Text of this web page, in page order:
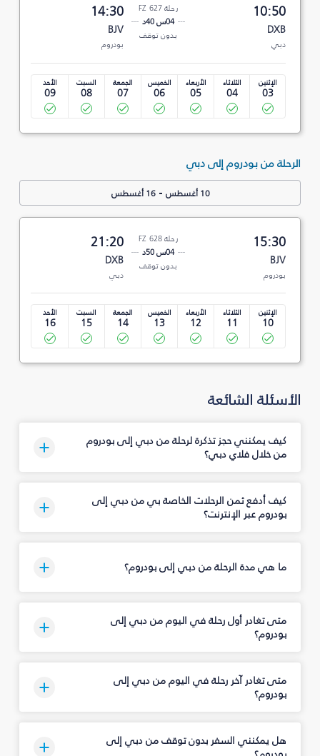
10:50
DXB
دبي
رحلة FZ 627
04س 40د
بدون توقف
14:30
BJV
بودروم
الإثنين
03
الثلاثاء
04
الأربعاء
05
الخميس
06
الجمعة
07
السبت
08
الأحد
09
الرحلة من بودروم إلى دبي
10 أغسطس -16 أغسطس
15:30
BJV
بودروم
رحلة FZ 628
04س 50د
بدون توقف
21:20
DXB
دبي
الإثنين
10
الثلاثاء
11
الأربعاء
12
الخميس
13
الجمعة
14
السبت
15
الأحد
16
الأسئلة الشائعة
كيف يمكنني حجز تذكرة لرحلة من دبي إلى بودروم
من خلال فلاي دبي؟
كيف أدفع ثمن الرحلات الخاصة بي من دبي إلى
بودروم عبر الإنترنت؟
ما هي مدة الرحلة من دبي إلى بودروم؟
متى تغادر أول رحلة في اليوم من دبي إلى
بودروم؟
متى تغادر آخر رحلة في اليوم من دبي إلى
بودروم؟
هل يمكنني السفر بدون توقف من دبي إلى